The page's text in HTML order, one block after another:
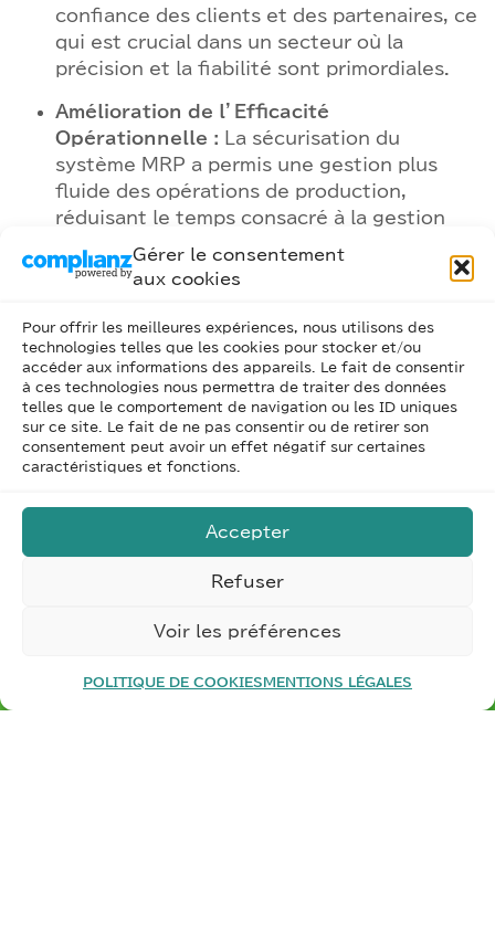
Gérer le consentement
aux cookies
Pour offrir les meilleures expériences, nous utilisons des
technologies telles que les cookies pour stocker et/ou
accéder aux informations des appareils. Le fait de consentir
à ces technologies nous permettra de traiter des données
telles que le comportement de navigation ou les ID uniques
sur ce site. Le fait de ne pas consentir ou de retirer son
consentement peut avoir un effet négatif sur certaines
caractéristiques et fonctions.
Accepter
Refuser
Voir les préférences
POLITIQUE DE COOKIESMENTIONS LÉGALES
confiance des clients et des partenaires, ce
qui est crucial dans un secteur où la
précision et la fiabilité sont primordiales.
Amélioration de l’Efficacité
Opérationnelle : La sécurisation du
système MRP a permis une gestion plus
fluide des opérations de production,
réduisant le temps consacré à la gestion
des données et améliorant la collaboration
entre les départements de production, de
Conclusion
L’exemple d’AutoParts Inc. illustre l’importance
de la sécurité des systèmes de planification des
ressources de production (MRP) dans l’industrie
manufacturière. En intégrant des pratiques de
informations critiques, assure la conformité aux
normes de l’industrie et renforce la confiance
des parties prenantes. La sécurité des systèmes
croissants liés aux cybermenaces dans un